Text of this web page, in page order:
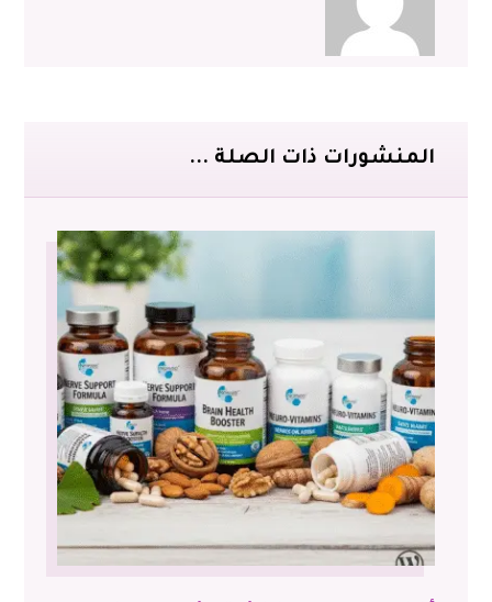
المنشورات ذات الصلة ...